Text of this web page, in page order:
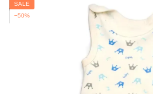
SALE
−50%